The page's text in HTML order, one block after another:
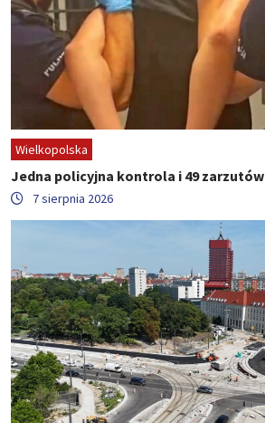
Wielkopolska
Jedna policyjna kontrola i 49 zarzutów
7 sierpnia 2026